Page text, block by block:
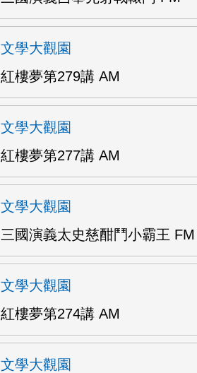
文學大觀園
紅樓夢第279講 AM
文學大觀園
紅樓夢第277講 AM
文學大觀園
三國演義太史慈酣鬥小霸王 FM
文學大觀園
紅樓夢第274講 AM
文學大觀園